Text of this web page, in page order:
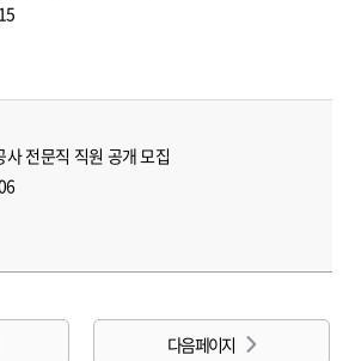
전문직 직원 공개 모집
다음 페이지